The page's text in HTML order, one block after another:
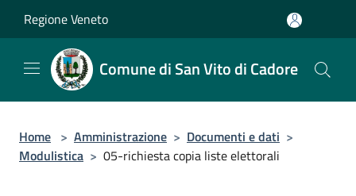
Regione Veneto
Comune di San Vito di Cadore
Home > Amministrazione > Documenti e dati >
Modulistica > 05-richiesta copia liste elettorali